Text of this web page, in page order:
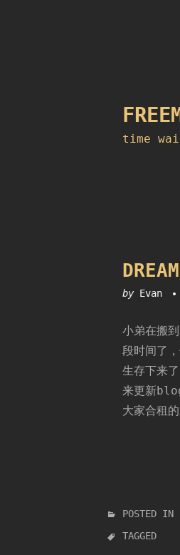
time
by Evan
小弟在搬
段时间了
生存下来
来更新
大家合租
POSTED IN
TAGGED